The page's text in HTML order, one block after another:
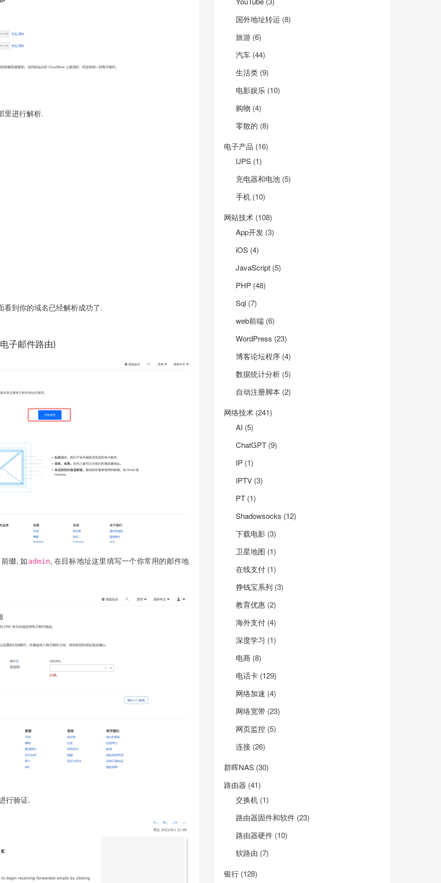
里进行解析.
看到你的域名已经解析成功了.
子邮件路由)
缀, 如admin, 在目标地址这里填写一个你常用的邮件地
行验证.
国外地址转运 (8)
旅游 (6)
汽车 (44)
生活类 (9)
电影娱乐 (10)
购物 (4)
零散的 (8)
电子产品 (16)
UPS (1)
充电器和电池 (5)
手机 (10)
网站技术 (108)
App开发 (3)
iOS (4)
JavaScript (5)
PHP (48)
Sql (7)
web前端 (6)
WordPress (23)
博客论坛程序 (4)
数据统计分析 (5)
自动注册脚本 (2)
网络技术 (241)
AI (5)
ChatGPT (9)
IP (1)
IPTV (3)
PT (1)
Shadowsocks (12)
下载电影 (3)
卫星地图 (1)
在线支付 (1)
挣钱宝系列 (3)
教育优惠 (2)
海外支付 (4)
深度学习 (1)
电商 (8)
电话卡 (129)
网络加速 (4)
网络宽带 (23)
网页监控 (5)
连接 (26)
群晖NAS (30)
路由器 (41)
交换机 (1)
路由器固件和软件 (23)
路由器硬件 (10)
软路由 (7)
银行 (128)